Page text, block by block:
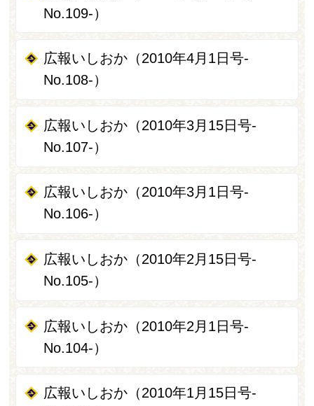
No.109-）
広報いしおか（2010年4月1日号-
No.108-）
広報いしおか（2010年3月15日号-
No.107-）
広報いしおか（2010年3月1日号-
No.106-）
広報いしおか（2010年2月15日号-
No.105-）
広報いしおか（2010年2月1日号-
No.104-）
広報いしおか（2010年1月15日号-